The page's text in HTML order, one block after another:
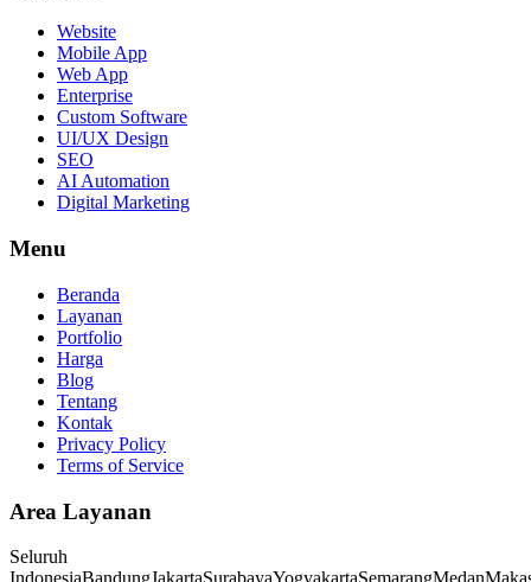
Website
Mobile App
Web App
Enterprise
Custom Software
UI/UX Design
SEO
AI Automation
Digital Marketing
Menu
Beranda
Layanan
Portfolio
Harga
Blog
Tentang
Kontak
Privacy Policy
Terms of Service
Area Layanan
Seluruh